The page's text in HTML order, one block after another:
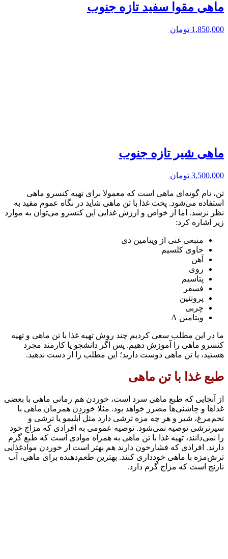
ماهی مقوا سفید تازه جنوب
1,850,000 تومان
ماهی شیر تازه جنوب
3,500,000 تومان
تن، نام گونه‌ای ماهی است که معمولا برای تهیه کنسرو ماهی
استفاده می‌شود. پخت غذا با تن ماهی شاید در نگاه عموم مفید به
نظر نرسد. اما از خواص و ارزش غذایی این کنسرو می‌توان به موارد
زیر اشاره کرد:
منبعی غنی از ویتامین دی
حاوی کلسیم
آهن
روی
پتاسیم
فسفر
پروتئین
چربی
ویتامین A
ما در این مطلب سعی کردیم چند روش تهیه غذا با تن ماهی و تهیه
کنسرو ماهی را آموزش دهیم. پس اگر دانشجو یا کارمند مجرد
هستید، یا تن ماهی دوست دارید؛ این مطلب را از دست ندهید.
طبع غذا با تن ماهی
از آنجایی که طبع ماهی سرد است، خوردن هم زمانی ماهی با بعضی
غذا‌ها و چاشنی‌ها مضرر خواهد بود. مثلا خوردن همزمان ماهی با
تخم‌مرغ، شیر و هر چه مزه ترشی دارد مثل آبلیمو یا ترشی و
سیرترشی توصیه نمی‌شود. توصیه عمومی به افرادی که مزاج خود
را نمی‌دانند، تهیه غذا با تن ماهی به همراه موادی است که طبع گرم
دارند. افرادی که فشارخون دارند هم بهتر است از خوردن موادغذایی
ترش‌مزه با ماهی خودداری کنند. بهترین طعم‌دهنده برای ماهی، آب
نارنج است که مزاج گرم دارد.